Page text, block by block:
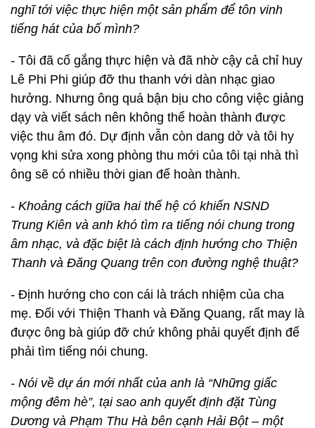
nghĩ tới việc thực hiện một sản phẩm để tôn vinh
tiếng hát của bố mình?
- Tôi đã cố gắng thực hiện và đã nhờ cậy cả chỉ huy
Lê Phi Phi giúp đỡ thu thanh với dàn nhạc giao
hưởng. Nhưng ông quá bận bịu cho công việc giảng
dạy và viết sách nên không thể hoàn thành được
việc thu âm đó. Dự định vẫn còn dang dở và tôi hy
vọng khi sửa xong phòng thu mới của tôi tại nhà thì
ông sẽ có nhiều thời gian để hoàn thành.
- Khoảng cách giữa hai thế hệ có khiến NSND
Trung Kiên và anh khó tìm ra tiếng nói chung trong
âm nhạc, và đặc biệt là cách định hướng cho Thiện
Thanh và Đăng Quang trên con đường nghệ thuật?
- Định hướng cho con cái là trách nhiệm của cha
mẹ. Đối với Thiện Thanh và Đăng Quang, rất may là
được ông bà giúp đỡ chứ không phải quyết định để
phải tìm tiếng nói chung.
- Nói về dự án mới nhất của anh là “Những giấc
mộng đêm hè”, tại sao anh quyết định đặt Tùng
Dương và Phạm Thu Hà bên cạnh Hải Bột – một